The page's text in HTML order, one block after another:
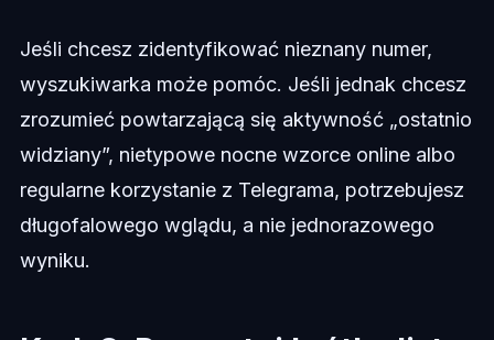
Jeśli chcesz zidentyfikować nieznany numer,
wyszukiwarka może pomóc. Jeśli jednak chcesz
zrozumieć powtarzającą się aktywność „ostatnio
widziany”, nietypowe nocne wzorce online albo
regularne korzystanie z Telegrama, potrzebujesz
długofalowego wglądu, a nie jednorazowego
wyniku.